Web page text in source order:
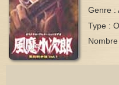
Genre :
Type :